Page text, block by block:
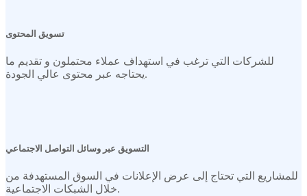
تسويق المحتوى
للشركات التي ترغب في استهداف عملاء محتملون و تقديم ما
يحتاجه عبر محتوى عالي الجودة.
التسويق عبر وسائل التواصل الاجتماعي
للمشاريع التي تحتاج إلى عرض الإعلانات في السوق المستهدفة من
خلال الشبكات الاجتماعية.